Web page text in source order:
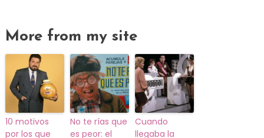
More from my site
10 motivos
por los que
No te rías que
es peor: el
Cuando
llegaba la